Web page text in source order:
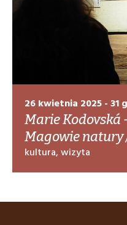
26 kwietnia 2025 - 31
Marie Kodovská
Magowie
kultura, wizyta